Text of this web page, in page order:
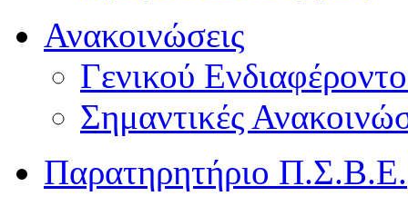
Ανακοινώσεις
Γενικού
Σημαντικές
Παρατηρητήριο Π.Σ.Β.Ε.